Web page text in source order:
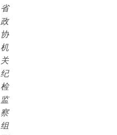
省
政
协
机
关
纪
检
监
察
组